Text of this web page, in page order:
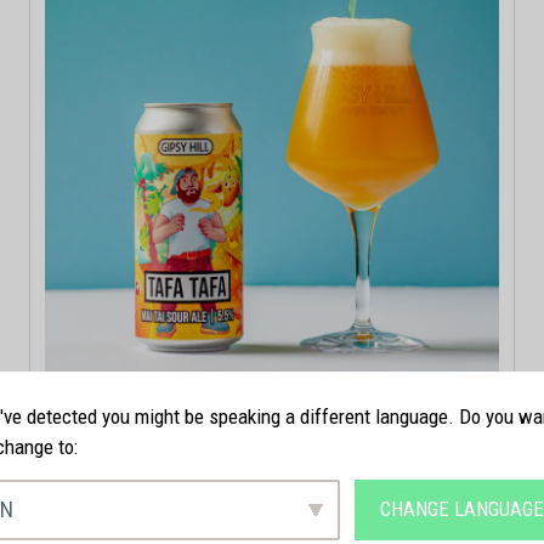
detected you might be speaking a different language. Do you
to:
CHANGE LANGUAGE